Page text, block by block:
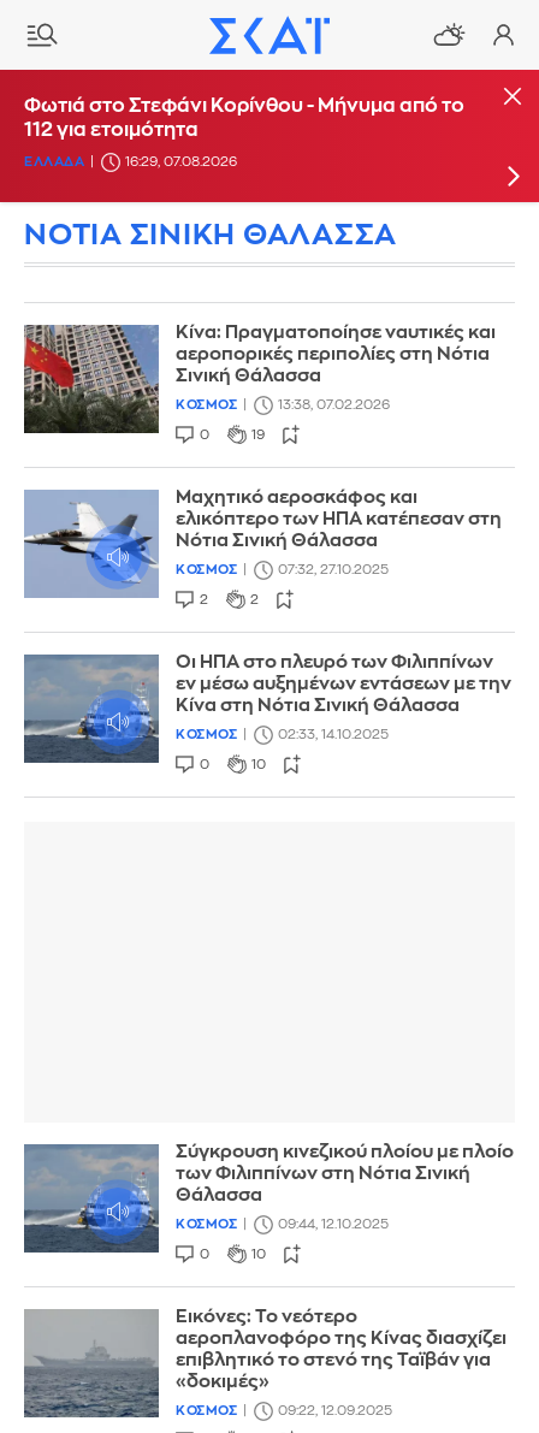
Φωτιά στη Θέρμη Θεσσαλονίκης - Πέντε
αεροσκάφη και ένα ελικόπτερο στην
κατάσβεση
Φωτιά στο Στεφάνι Κορίνθου - Μήνυμα από το
112 για ετοιμότητα
ΕΛΛΑΔΑ 16:29, 07.08.2026
Φωτιά στο Μαρκόπουλο
ΕΛΛΑΔΑ 16:39, 07.08.2026
ΝΟΤΙΑ ΣΙΝΙΚΗ ΘΑΛΑΣΣΑ
Κίνα: Πραγματοποίησε ναυτικές και
αεροπορικές περιπολίες στη Νότια
Σινική Θάλασσα
ΚΟΣΜΟΣ 13:38, 07.02.2026
0 19
Μαχητικό αεροσκάφος και
ελικόπτερο των ΗΠΑ κατέπεσαν στη
Νότια Σινική Θάλασσα
ΚΟΣΜΟΣ 07:32, 27.10.2025
2 2
Οι ΗΠΑ στο πλευρό των Φιλιππίνων
εν μέσω αυξημένων εντάσεων με την
Κίνα στη Νότια Σινική Θάλασσα
ΚΟΣΜΟΣ 02:33, 14.10.2025
0 10
Σύγκρουση κινεζικού πλοίου με πλοίο
των Φιλιππίνων στη Νότια Σινική
Θάλασσα
ΚΟΣΜΟΣ 09:44, 12.10.2025
0 10
Εικόνες: Το νεότερο
αεροπλανοφόρο της Κίνας διασχίζει
επιβλητικό το στενό της Ταϊβάν για
«δοκιμές»
ΚΟΣΜΟΣ 09:22, 12.09.2025